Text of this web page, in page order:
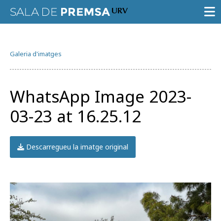
GALERIA D’IMATGES
GUIA D’ESPECIALISTES
AGENDA URV
Prova la cerca avançada
Galeria d'imatges
WhatsApp Image 2023-
03-23 at 16.25.12
Descarregueu la imatge original